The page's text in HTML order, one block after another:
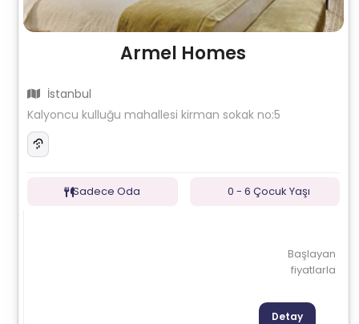
Armel Homes
İstanbul
Kalyoncu kulluğu mahallesi kirman sokak no:5
Sadece Oda 0 - 6 Çocuk Yaşı
Başlayan
fiyatlarla
Detay